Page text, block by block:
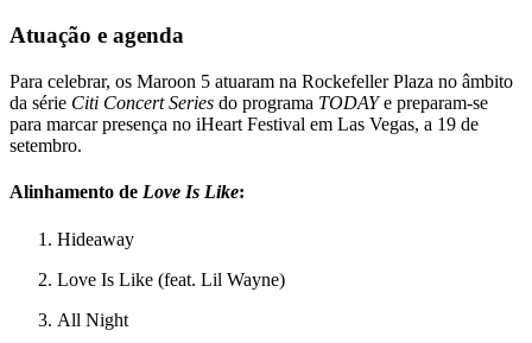
Atuação e agenda
Para celebrar, os Maroon 5 atuaram na Rockefeller Plaza no âmbito
da série Citi Concert Series do programa TODAYe preparam-se
para marcar presença no iHeart Festival em Las Vegas, a 19 de
setembro.
Alinhamento de Love Is Like:
Hideaway
Love Is Like (feat. Lil Wayne)
All Night